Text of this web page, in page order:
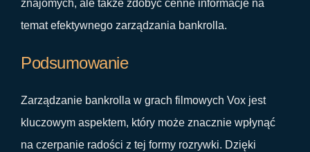
znajomych, ale także zdobyć cenne informacje na
temat efektywnego zarządzania bankrolla.
Podsumowanie
Zarządzanie bankrolla w grach filmowych Vox jest
kluczowym aspektem, który może znacznie wpłynąć
na czerpanie radości z tej formy rozrywki. Dzięki